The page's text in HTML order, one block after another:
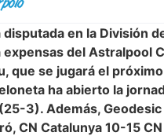
disputada en la División
expensas del Astralpool
que se jugará el
ha abierto la
3). Además, Geodesic
CN Catalunya 10-15